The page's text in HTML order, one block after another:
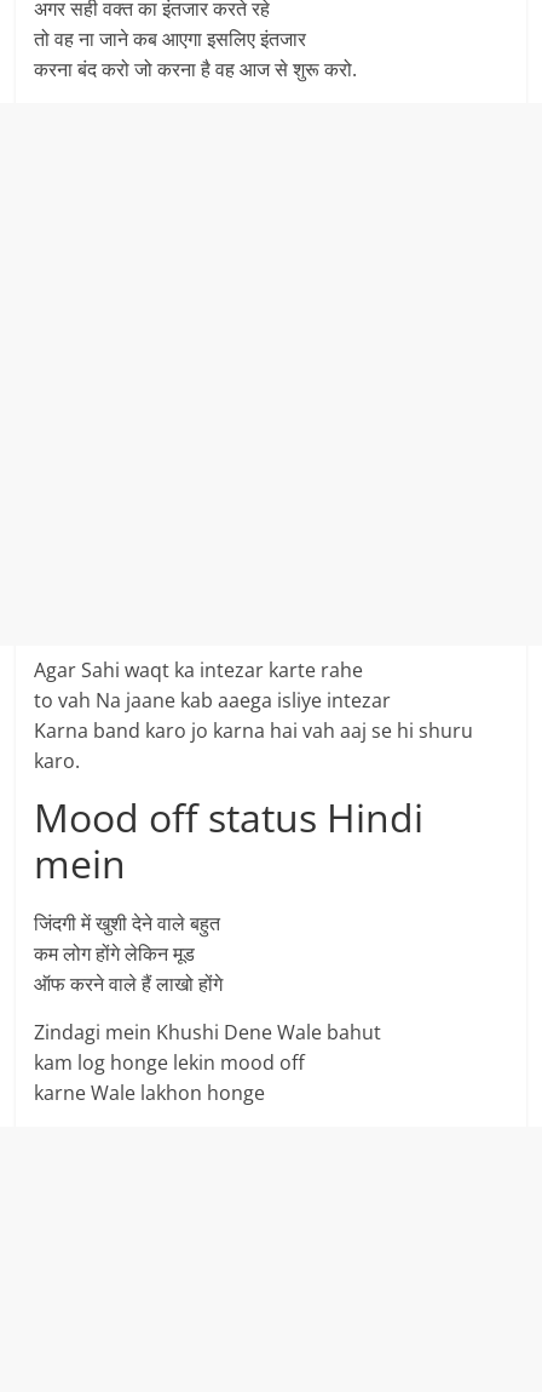
अगर सही वक्त का इंतजार करते रहे
तो वह ना जाने कब आएगा इसलिए इंतजार
करना बंद करो जो करना है वह आज से शुरू करो.
Agar Sahi waqt ka intezar karte rahe
to vah Na jaane kab aaega isliye intezar
Karna band karo jo karna hai vah aaj se hi shuru
karo.
Mood off status Hindi
mein
जिंदगी में खुशी देने वाले बहुत
कम लोग होंगे लेकिन मूड
ऑफ करने वाले हैं लाखो होंगे
Zindagi mein Khushi Dene Wale bahut
kam log honge lekin mood off
karne Wale lakhon honge